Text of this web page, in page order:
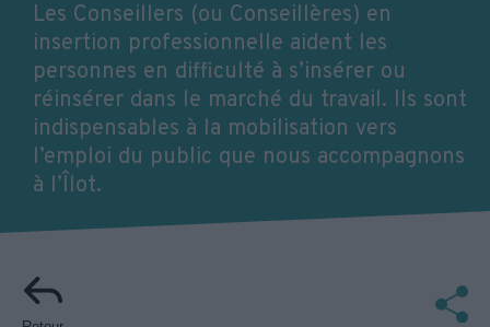
Les Conseillers (ou Conseillères) en
insertion professionnelle aident les
personnes en difficulté à s’insérer ou
réinsérer dans le marché du travail. Ils sont
indispensables à la mobilisation vers
l’emploi du public que nous accompagnons
à l’Îlot.